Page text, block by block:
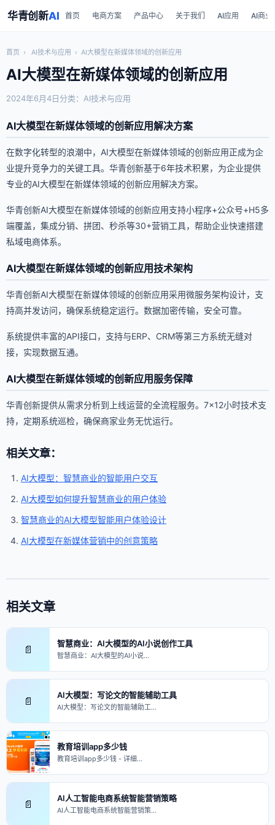
华青创新AI 首页 电商方案 产品中心 关于我们 AI应用 AI商业
首页 › AI技术与应用 › AI大模型在新媒体领域的创新应用
AI大模型在新媒体领域的创新应用
2024年6月4日分类：AI技术与应用
AI大模型在新媒体领域的创新应用解决方案
在数字化转型的浪潮中，AI大模型在新媒体领域的创新应用正成为企
业提升竞争力的关键工具。华青创新基于6年技术积累，为企业提供
专业的AI大模型在新媒体领域的创新应用解决方案。
华青创新AI大模型在新媒体领域的创新应用支持小程序+公众号+H5多
端覆盖，集成分销、拼团、秒杀等30+营销工具，帮助企业快速搭建
私域电商体系。
AI大模型在新媒体领域的创新应用技术架构
华青创新AI大模型在新媒体领域的创新应用采用微服务架构设计，支
持高并发访问，确保系统稳定运行。数据加密传输，安全可靠。
系统提供丰富的API接口，支持与ERP、CRM等第三方系统无缝对
接，实现数据互通。
AI大模型在新媒体领域的创新应用服务保障
华青创新提供从需求分析到上线运营的全流程服务。7×12小时技术支
持，定期系统巡检，确保商家业务无忧运行。
相关文章：
AI大模型：智慧商业的智能用户交互
AI大模型如何提升智慧商业的用户体验
智慧商业的AI大模型智能用户体验设计
AI大模型在新媒体营销中的创意策略
相关文章
📄 智慧商业：AI大模型的AI小说创作工具
智慧商业：AI大模型的AI小说…
📄 AI大模型：写论文的智能辅助工具
AI大模型：写论文的智能辅助工…
教育培训app多少钱
教育培训app多少钱 - 详细…
📄 AI人工智能电商系统智能营销策略
AI人工智能电商系统智能营销策…